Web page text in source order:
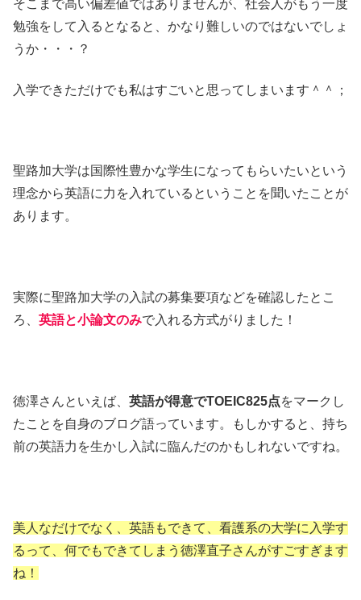
そこまで高い偏差値ではありませんが、社会人がもう一度
勉強をして入るとなると、かなり難しいのではないでしょ
うか・・・？
入学できただけでも私はすごいと思ってしまいます＾＾；
聖路加大学は国際性豊かな学生になってもらいたいという
理念から英語に力を入れているということを聞いたことが
あります。
実際に聖路加大学の入試の募集要項などを確認したとこ
ろ、 英語と小論文のみで入れる方式がりました！
徳澤さんといえば、 英語が得意でTOEIC825点をマークし
たことを自身のブログ語っています。もしかすると、持ち
前の英語力を生かし入試に臨んだのかもしれないですね。
美人なだけでなく、英語もできて、看護系の大学に入学す
るって、何でもできてしまう徳澤直子さんがすごすぎます
ね！